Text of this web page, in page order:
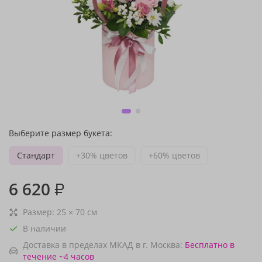
Выберите размер букета:
Стандарт
+30% цветов +60% цветов
6 620 ₽
Размер: 25 × 70 см
В наличии
Доставка в пределах МКАД в г. Москва: Бесплатно в
течение ~4 часов